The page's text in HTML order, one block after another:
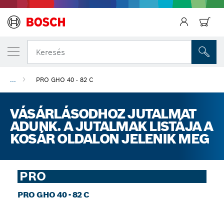
Keresés
... PRO GHO 40 - 82 C
VÁSÁRLÁSODHOZ JUTALMAT
ADUNK. A JUTALMAK LISTÁJA A
KOSÁR OLDALON JELENIK MEG
PRO
PRO GHO 40 - 82 C